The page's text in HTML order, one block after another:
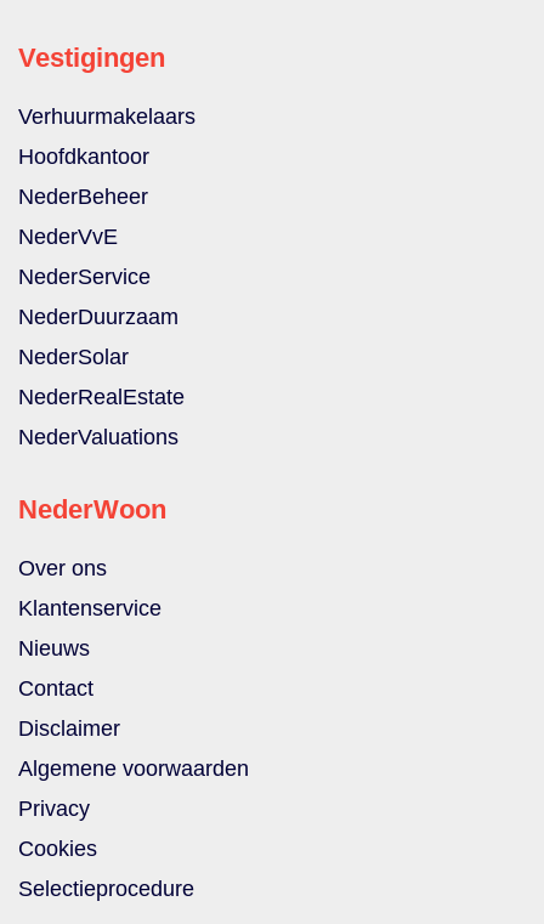
Vestigingen
Verhuurmakelaars
Hoofdkantoor
NederBeheer
NederVvE
NederService
NederDuurzaam
NederSolar
NederRealEstate
NederValuations
NederWoon
Over ons
Klantenservice
Nieuws
Contact
Disclaimer
Algemene voorwaarden
Privacy
Cookies
Selectieprocedure